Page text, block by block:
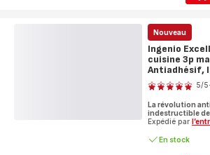
Nouveau
Ingenio
cuisine 3p
Antiadhésif,
Note
5
étoiles
(moyenne)
5/5
La révolution
indestructible
Expédié par
En stock